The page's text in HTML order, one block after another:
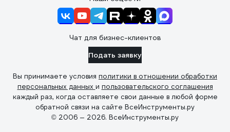
Чат для бизнес-клиентов
Подать заявку
Вы принимаете условия политики в отношении обработки
персональных данных и пользовательского соглашения
каждый раз, когда оставляете свои данные в любой форме
обратной связи на сайте ВсеИнструменты.ру
© 2006 — 2026. ВсеИнструменты.ру